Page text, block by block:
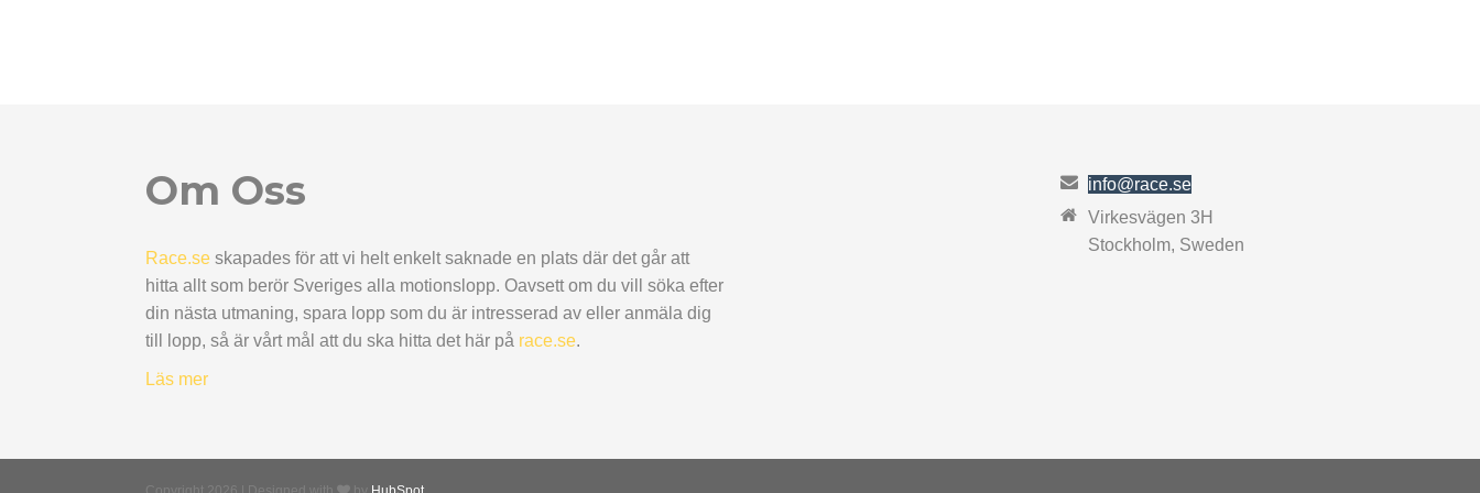
Om Oss
Race.se skapades för att vi helt enkelt saknade en plats där det går att
hitta allt som berör Sveriges alla motionslopp. Oavsett om du vill söka efter
din nästa utmaning, spara lopp som du är intresserad av eller anmäla dig
till lopp, så är vårt mål att du ska hitta det här på race.se.
Läs mer
info@race.se
Virkesvägen 3H
Stockholm, Sweden